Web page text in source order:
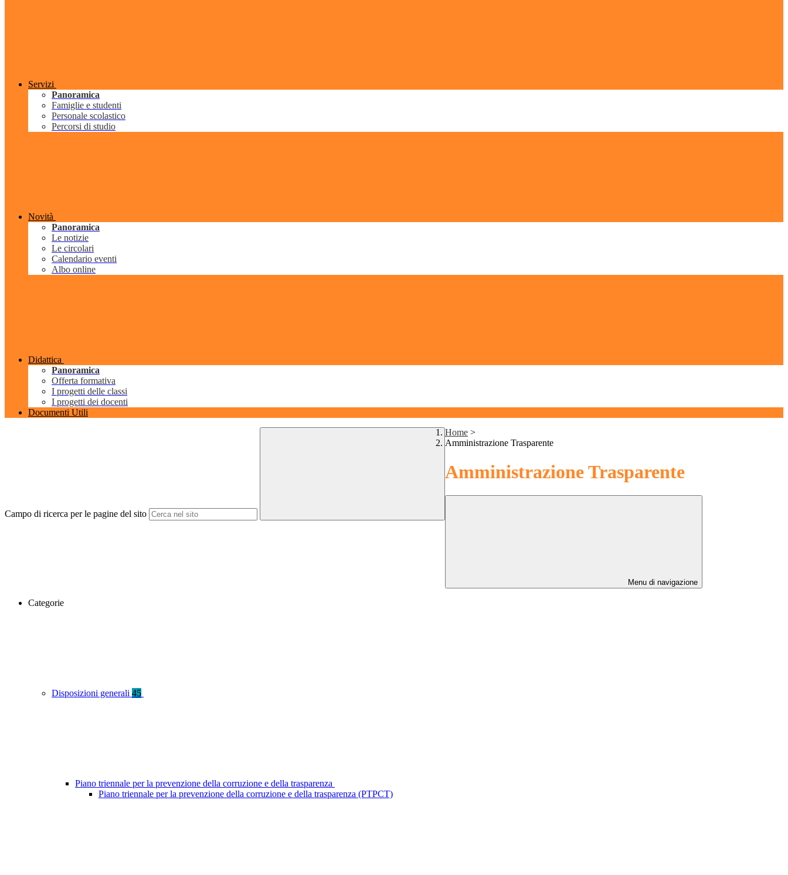
Servizi
Panoramica
Famiglie e studenti
Personale scolastico
Percorsi di studio
Novità
Panoramica
Le notizie
Le circolari
Calendario eventi
Albo online
Didattica
Panoramica
Offerta formativa
I progetti delle classi
I progetti dei docenti
Documenti Utili
Campo di ricerca per le pagine del sito
Home >
Amministrazione Trasparente
Amministrazione Trasparente
Menu di navigazione
Categorie
Disposizioni generali 45
Piano triennale per la prevenzione della corruzione e della trasparenza
Piano triennale per la prevenzione della corruzione e della trasparenza (PTPCT)